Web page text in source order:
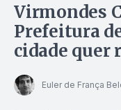
Virmondes
Prefeitura
cidade quer
Euler de França